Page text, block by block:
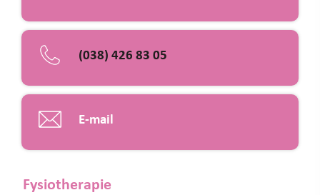
(038) 426 83 05
E-mail
Fysiotherapie